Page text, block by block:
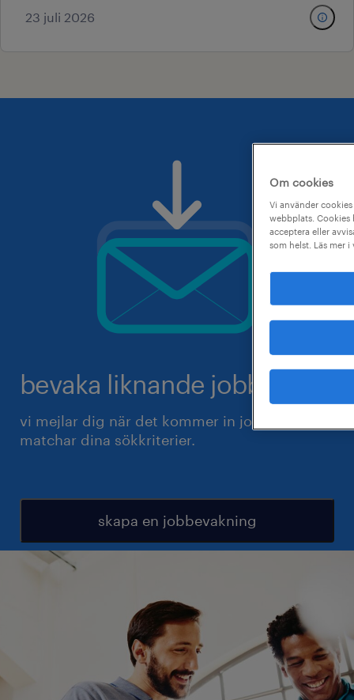
23 juli 2026
bevaka liknande jobb.
vi mejlar dig när det kommer in jobb som
matchar dina sökkriterier.
skapa en jobbevakning
Om cookies
Vi använder
webbplats. Cookies
acceptera eller
som helst. Läs mer i